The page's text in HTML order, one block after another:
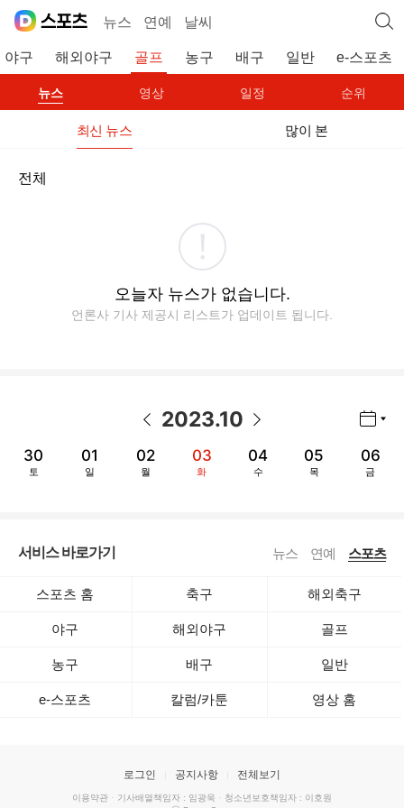
뉴스 연예 날씨
야구 해외야구 골프 농구 배구 일반 e-스포츠
뉴스 영상 일정 순위
최신 뉴스 많이 본
전체
오늘자 뉴스가 없습니다.
언론사 기사 제공시 리스트가 업데이트 됩니다.
2023.10
30
토
01
일
02
월
03
화
04
수
05
목
06
금
서비스 바로가기 뉴스 연예 스포츠
스포츠 홈 축구 해외축구
야구 해외야구 골프
농구 배구 일반
e-스포츠 칼럼/카툰 영상 홈
로그인 공지사항 전체보기
이용약관 · 기사배열책임자 : 임광욱 · 청소년보호책임자 : 이호원